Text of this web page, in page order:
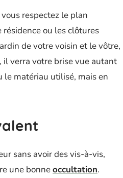
respectez le plan
résidence ou les clôtures
de votre voisin et le vôtre,
il verra votre brise vue autant
le matériau utilisé, mais en
sans avoir des vis-à-vis,
une bonneoccultation.